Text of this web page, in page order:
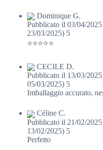
Dominique G.
Pubblicato il 03/04/
23/03/2025) 5
⭐️⭐️⭐️⭐️⭐️
CECILE D.
Pubblicato il 13/03/
05/03/2025) 5
Imballaggio accurato,
Céline C.
Pubblicato il 21/02/
13/02/2025) 5
Perfetto